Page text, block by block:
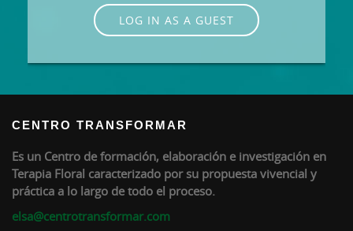
LOG IN AS A GUEST
CENTRO TRANSFORMAR
Es un Centro de formación, elaboración e investigación en
Terapia Floral caracterizado por su propuesta vivencial y
práctica a lo largo de todo el proceso.
elsa@centrotransformar.com